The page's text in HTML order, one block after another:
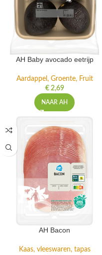
AH Baby avocado eetrijp
Aardappel, Groente, Fruit
€2,69
NAAR AH
AH Bacon
Kaas, vleeswaren, tapas